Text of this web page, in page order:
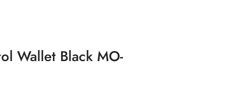
Wallet Black MO-